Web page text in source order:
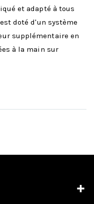
et adapté à tous
doté d'un système
supplémentaire en
à la main sur